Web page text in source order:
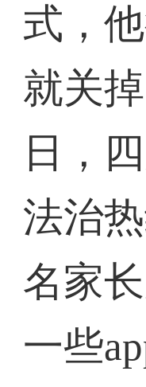
式，
就关
日，
法治
名家
一些